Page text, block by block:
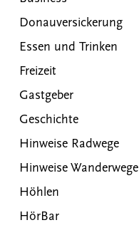
Donauversickerung
Essen und Trinken
Freizeit
Gastgeber
Geschichte
Hinweise Radwege
Hinweise Wanderwege
Höhlen
HörBar